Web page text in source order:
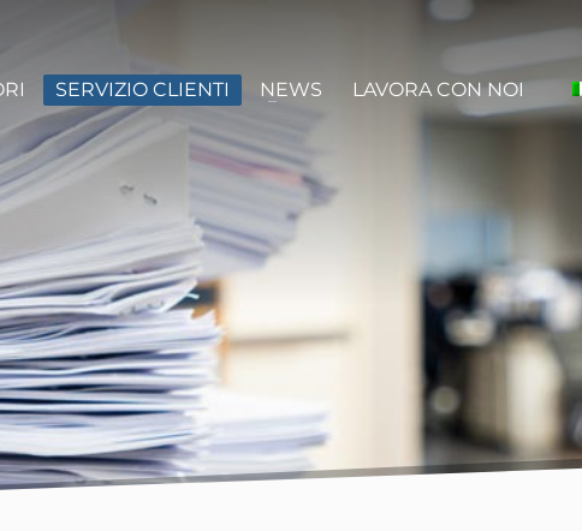
SERVIZIO CLIENTI NEWS LAVORA CON NOI